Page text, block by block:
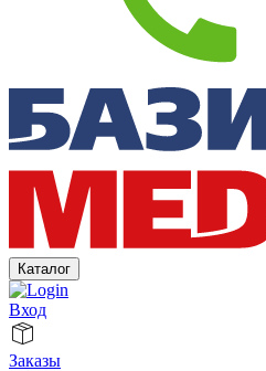
Каталог
Вход
Заказы